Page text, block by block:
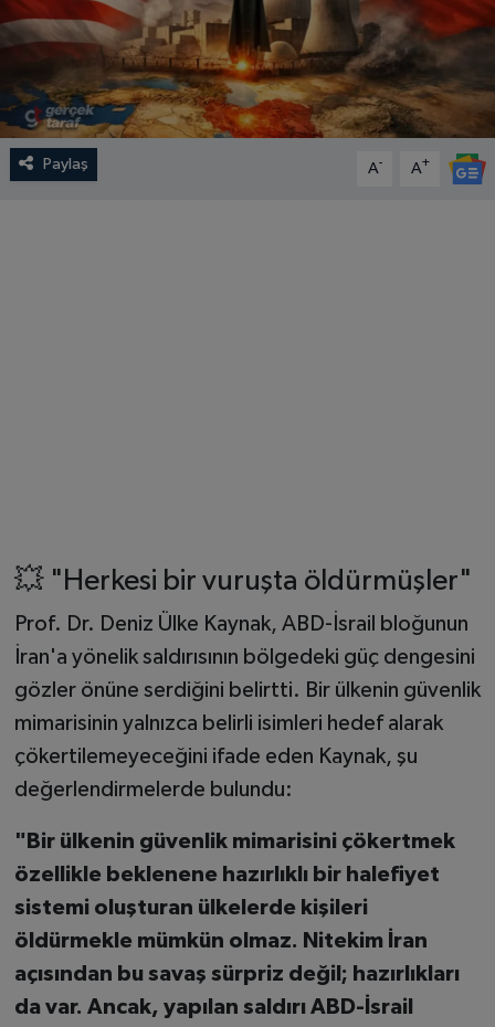
Paylaş A- A+
💥 "Herkesi bir vuruşta öldürmüşler"
Prof. Dr. Deniz Ülke Kaynak, ABD-İsrail bloğunun
İran'a yönelik saldırısının bölgedeki güç dengesini
gözler önüne serdiğini belirtti. Bir ülkenin güvenlik
mimarisinin yalnızca belirli isimleri hedef alarak
çökertilemeyeceğini ifade eden Kaynak, şu
değerlendirmelerde bulundu:
"Bir ülkenin güvenlik mimarisini çökertmek
özellikle beklenene hazırlıklı bir halefiyet
sistemi oluşturan ülkelerde kişileri
öldürmekle mümkün olmaz. Nitekim İran
açısından bu savaş sürpriz değil; hazırlıkları
da var. Ancak, yapılan saldırı ABD-İsrail